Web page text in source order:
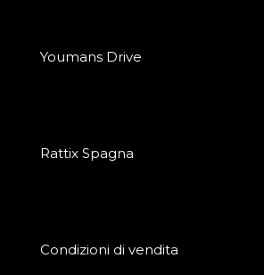
Youmans Drive
Rattix Spagna
Condizioni di vendita